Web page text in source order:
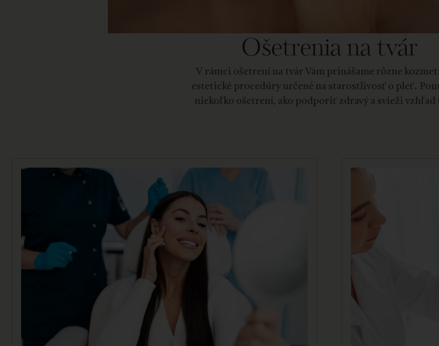
Ošetrenia na tvár
V rámci ošetrení na tvár Vám prinášame rôzne
estetické procedúry určené na starostlivosť o pleť.
niekoľko ošetrení, ako podporiť zdravý a svieži vzhľad